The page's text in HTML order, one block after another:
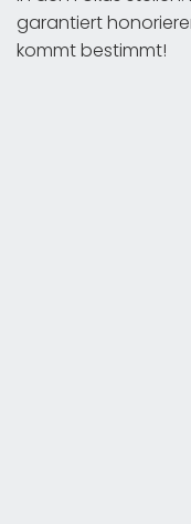
garantiert
kommt bestimmt!